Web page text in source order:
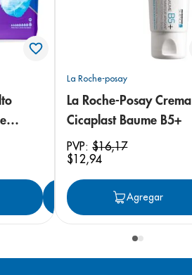
Agregar
La Roche-posay
La Roche-Posay Crema
Cicaplast Baume B5+
PVP:$16,17
$12,94
Agregar